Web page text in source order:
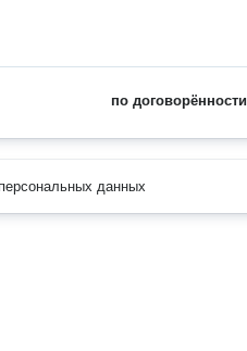
по договорённости
данных